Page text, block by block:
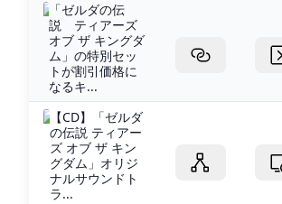
「ゼルダの伝
説 ティアーズ
オブ ザ キングダ
ム」の特別セッ
トが割引価格に
なるキ...
【CD】「ゼルダ
の伝説 ティアー
ズ オブ ザ キン
グダム」オリジ
ナルサウンドト
ラ...